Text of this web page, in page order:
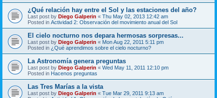
¿Qué relación hay entre el Sol y las estaciones del año?
Last post by Diego Galperin « Thu May 02, 2013 12:42 am
Posted in Actividad 2: Observación del movimiento anual del Sol
El cielo nocturno nos depara hermosas sorpresas...
Last post by Diego Galperin « Mon Aug 22, 2011 5:11 pm
Posted in ¿Qué aprendimos sobre el cielo nocturno?
La Astronomía genera preguntas
Last post by Diego Galperin « Wed May 11, 2011 12:10 pm
Posted in Hacenos preguntas
Las Tres Marías a la vista
Last post by Diego Galperin « Tue Mar 29, 2011 9:13 am